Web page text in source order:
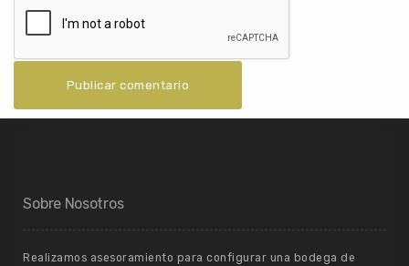
Sobre Nosotros
Realizamos asesoramiento para configurar una bodega de